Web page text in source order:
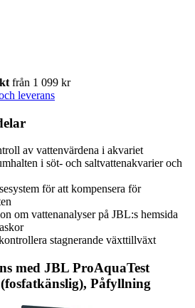
från 1 099 kr
leverans
av vattenvärdena i akvariet
i söt- och saltvattenakvarier och
för att kompensera för
om vattenanalyser på JBL:s hemsida
stagnerande växttillväxt
med JBL ProAquaTest
Påfyllning